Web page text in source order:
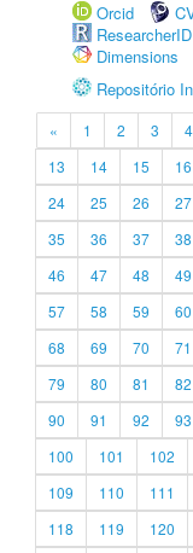
Orcid
ResearcherID
Dimensions
Repositório
« 1 2 3 4
13
14 15 16
24
25 26 27
35
36 37 38
46
47 48 49
57
58 59 60
68
69 70 71
79
80 81 82
90
91 92 93
100
101 102
109
110 111
118
119 120